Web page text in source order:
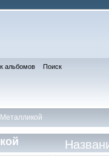
альбомов Поиск